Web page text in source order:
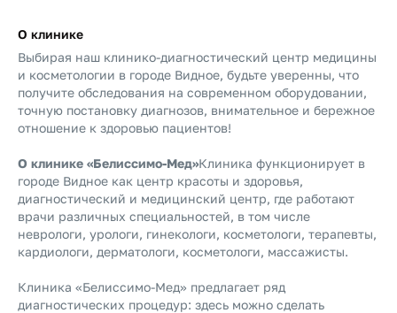
О клинике
Выбирая наш клинико-диагностический центр медицины
и косметологии в городе Видное, будьте уверенны, что
получите обследования на современном оборудовании,
точную постановку диагнозов, внимательное и бережное
отношение к здоровью пациентов!
О клинике «Белиссимо-Мед»Клиника функционирует в
городе Видное как центр красоты и здоровья,
диагностический и медицинский центр, где работают
врачи различных специальностей, в том числе
неврологи, урологи, гинекологи, косметологи, терапевты,
кардиологи, дерматологи, косметологи, массажисты.
Клиника «Белиссимо-Мед» предлагает ряд
диагностических процедур: здесь можно сделать